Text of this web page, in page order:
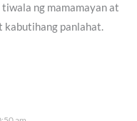
ng mamamayan at
kabutihang panlahat.